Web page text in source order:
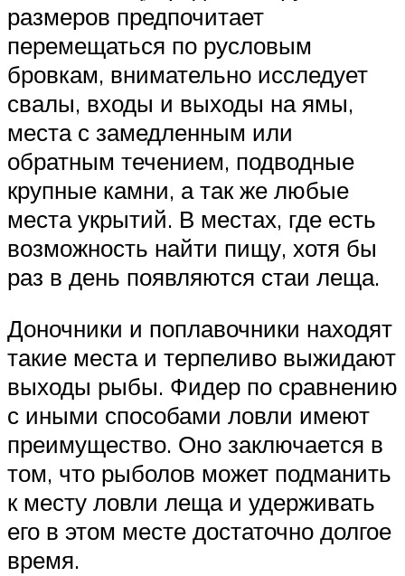
размеров предпочитает
перемещаться по русловым
бровкам, внимательно исследует
свалы, входы и выходы на ямы,
места с замедленным или
обратным течением, подводные
крупные камни, а так же любые
места укрытий. В местах, где есть
возможность найти пищу, хотя бы
раз в день появляются стаи леща.
Доночники и поплавочники находят
такие места и терпеливо выжидают
выходы рыбы. Фидер по сравнению
с иными способами ловли имеют
преимущество. Оно заключается в
том, что рыболов может подманить
к месту ловли леща и удерживать
его в этом месте достаточно долгое
время.